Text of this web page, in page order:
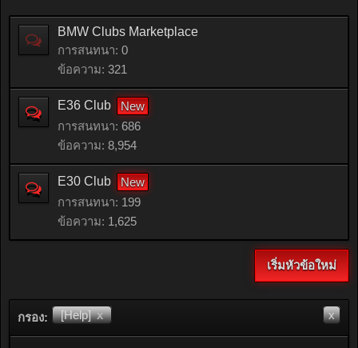
BMW Clubs Marketplace
การสนทนา: 0
ข้อความ: 321
E36 Club
การสนทนา: 686
ข้อความ: 8,954
E30 Club
การสนทนา: 199
ข้อความ: 1,625
เริ่มหัวข้อใหม่
กรอง: [Help]x x